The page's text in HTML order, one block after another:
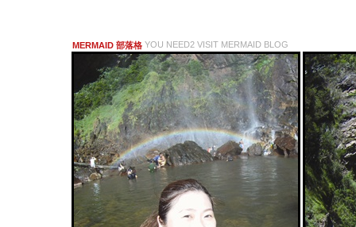
MERMAID 部落格 YOU NEED2 VISIT MERMAID BLOG